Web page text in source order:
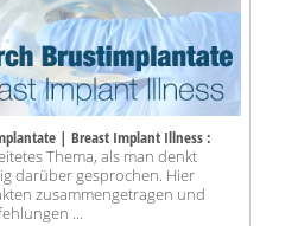
| Breast Implant Illness :
Thema, als man denkt
darüber gesprochen. Hier
zusammengetragen und
...